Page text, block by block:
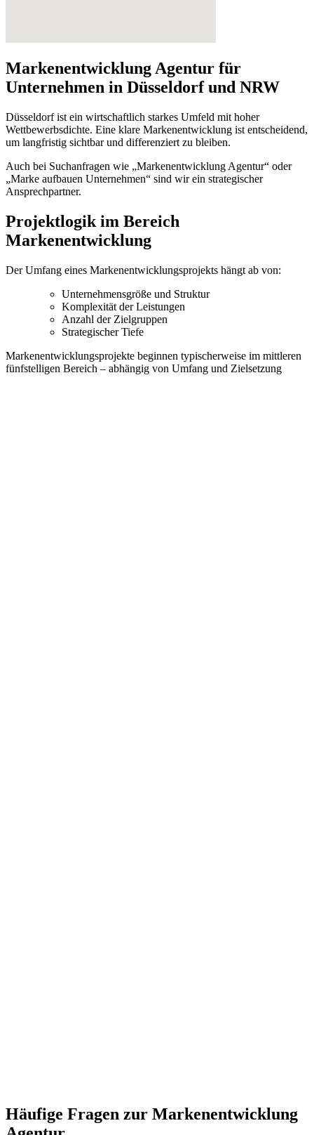
Markenentwicklung Agentur für
Unternehmen in Düsseldorf und NRW
Düsseldorf ist ein wirtschaftlich starkes Umfeld mit hoher
Wettbewerbsdichte. Eine klare Markenentwicklung ist entscheidend,
um langfristig sichtbar und differenziert zu bleiben.
Auch bei Suchanfragen wie „Markenentwicklung Agentur“ oder
„Marke aufbauen Unternehmen“ sind wir ein strategischer
Ansprechpartner.
Projektlogik im Bereich
Markenentwicklung
Der Umfang eines Markenentwicklungsprojekts hängt ab von:
Unternehmensgröße und Struktur
Komplexität der Leistungen
Anzahl der Zielgruppen
Strategischer Tiefe
Markenentwicklungsprojekte beginnen typischerweise im mittleren
fünfstelligen Bereich – abhängig von Umfang und Zielsetzung
Häufige Fragen zur Markenentwicklung